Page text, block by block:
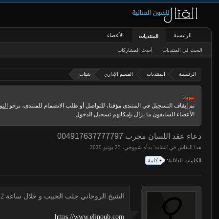
الرئيسية المنتديات القسم الإداري شتات
تنويه:
تم إيقاف التسجيل في المنتدى مؤقتا، للتواصل أو طلب الانضمام للمنتدى، نرجو
الأعضاء السابقون ما يزال بإمكانهم تسجيل الدخول.
دعاء عقد اللسان مجرب 004917637777797
هذا النقاش في 'شتات' بدأه شووجي،
الكلمات الدلالية: كلمة
الشيخ الروحاني جلب الحبيب و خلال ساعة 00491634511222 لجلب الحبيب
https://www.eljnoub.com
الرئيسية المنتديات
البحث في المنتديات أحدث المشاركات
الأعضاء